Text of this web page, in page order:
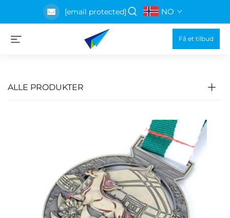
[email protected] NO
Få et tilbud
ALLE PRODUKTER